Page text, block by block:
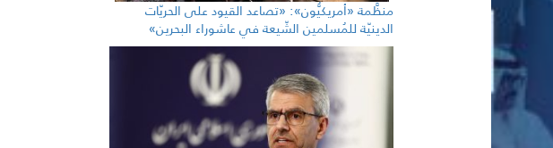
منظَّمة «أمريكيُّون»: «تصاعد القيود على الحريّات
الدينيّة للمُسلمين الشّيعة في عاشوراء البحرين»